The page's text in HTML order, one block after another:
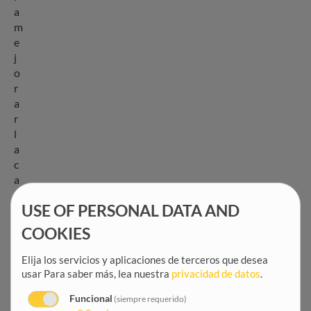
a
m
e
j
o
r
a
r
l
a
c
a
p
USE OF PERSONAL DATA AND
COOKIES
Elija los servicios y aplicaciones de terceros que desea
usar Para saber más, lea nuestra privacidad de datos.
Funcional (siempre requerido)